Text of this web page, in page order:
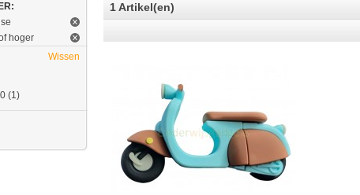
1 Artikel(en)
hoger
Wissen
(1)